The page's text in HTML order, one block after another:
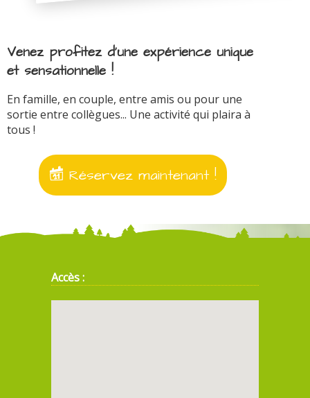
Venez profitez d'une expérience unique
et sensationnelle !
En famille, en couple, entre amis ou pour une
sortie entre collègues... Une activité qui plaira à
tous !
Réservez maintenant !
Accès :